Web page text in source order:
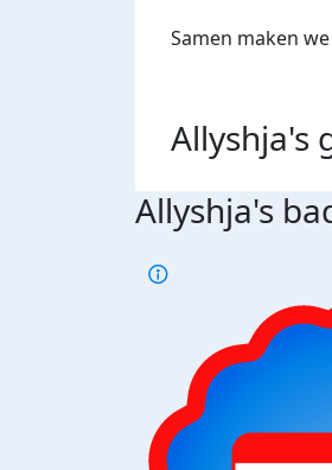
Samen maken
Allyshja's
Allyshja's